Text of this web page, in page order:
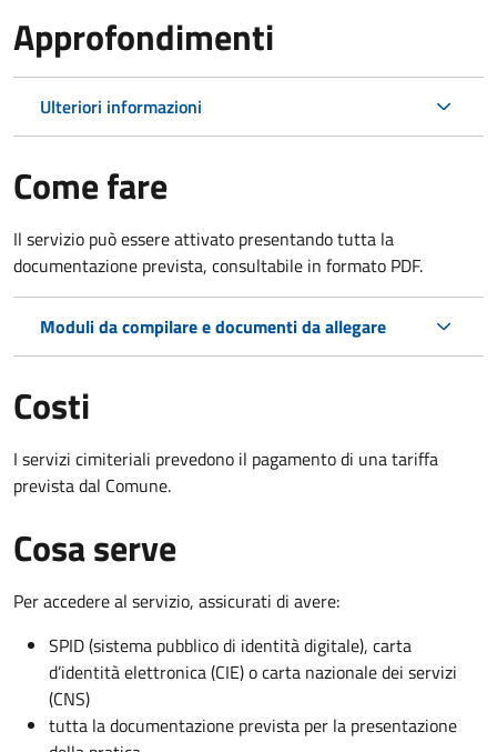
Approfondimenti
Ulteriori informazioni
Come fare
Il servizio può essere attivato presentando tutta la
documentazione prevista, consultabile in formato PDF.
Moduli da compilare e documenti da allegare
Costi
I servizi cimiteriali prevedono il pagamento di una tariffa
prevista dal Comune.
Cosa serve
Per accedere al servizio, assicurati di avere:
SPID (sistema pubblico di identità digitale), carta
d’identità elettronica (CIE) o carta nazionale dei servizi
(CNS)
tutta la documentazione prevista per la presentazione